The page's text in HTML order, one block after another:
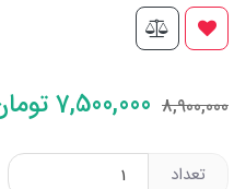
8,900,000
7,500,000
تعداد